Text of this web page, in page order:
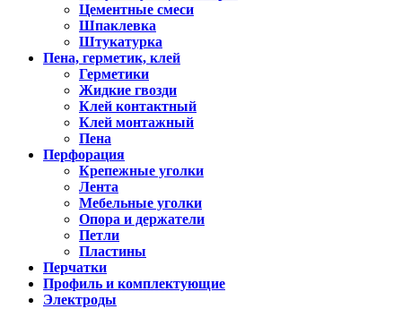
Цементные смеси
Шпаклевка
Штукатурка
Пена, герметик, клей
Герметики
Жидкие гвозди
Клей контактный
Клей монтажный
Пена
Перфорация
Крепежные уголки
Лента
Мебельные уголки
Опора и держатели
Петли
Пластины
Перчатки
Профиль и комплектующие
Электроды